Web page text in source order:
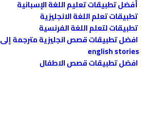
أفضل تطبيقات تعليم اللغة الإسبانية
تطبيقات تعلم اللغة الانجليزية
تطبيقات لتعلم اللغة الفرنسية
افضل تطبيقات قصص انجليزية مترجمة إلى
english stories
افضل تطبيقات قصص الاطفال